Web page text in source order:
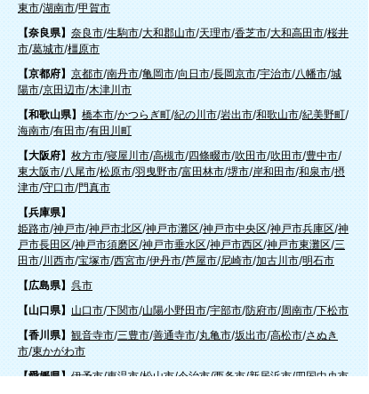
東市/湖南市/甲賀市
【奈良県】 奈良市/生駒市/大和郡山市/天理市/香芝市/大和高田市/桜井
市/葛城市/橿原市
【京都府】 京都市/南丹市/亀岡市/向日市/長岡京市/宇治市/八幡市/城
陽市/京田辺市/木津川市
【和歌山県】 橋本市/かつらぎ町/紀の川市/岩出市/和歌山市/紀美野町/
海南市/有田市/有田川町
【大阪府】 枚方市/寝屋川市/高槻市/四條畷市/吹田市/吹田市/豊中市/
東大阪市/八尾市/松原市/羽曳野市/富田林市/堺市/岸和田市/和泉市/摂
津市/守口市/門真市
【兵庫県】
姫路市/神戸市/神戸市北区/神戸市灘区/神戸市中央区/神戸市兵庫区/神
戸市長田区/神戸市須磨区/神戸市垂水区/神戸市西区/神戸市東灘区/三
田市/川西市/宝塚市/西宮市/伊丹市/芦屋市/尼崎市/加古川市/明石市
【広島県】 呉市
【山口県】 山口市/下関市/山陽小野田市/宇部市/防府市/周南市/下松市
【香川県】 観音寺市/三豊市/善通寺市/丸亀市/坂出市/高松市/さぬき
市/東かがわ市
【愛媛県】伊予市/東温市/松山市/今治市/西条市/新居浜市/四国中央市